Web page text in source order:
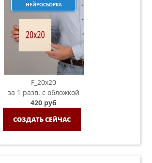
НЕЙРОСБОРКА
F_20х20
за 1 разв. с обложкой
420 руб
СОЗДАТЬ СЕЙЧАС